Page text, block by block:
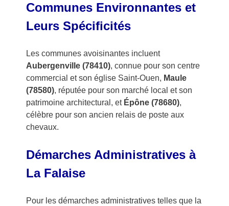
Communes Environnantes et
Leurs Spécificités
Les communes avoisinantes incluent
Aubergenville (78410), connue pour son centre
commercial et son église Saint-Ouen, Maule
(78580), réputée pour son marché local et son
patrimoine architectural, et Épône (78680),
célèbre pour son ancien relais de poste aux
chevaux.
Démarches Administratives à
La Falaise
Pour les démarches administratives telles que la